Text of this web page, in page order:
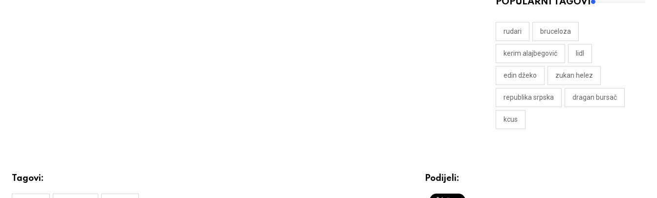
Tagovi: Podijeli:
rudari bruceloza
kerim alajbegović lidl
edin džeko zukan helez
republika srpska dragan bursač
kcus